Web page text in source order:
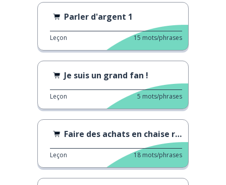
Parler d'argent 1
Leçon 15 mots/phrases
Je suis un grand fan !
Leçon 5 mots/phrases
Faire des achats en chaise roulante
Leçon 18 mots/phrases